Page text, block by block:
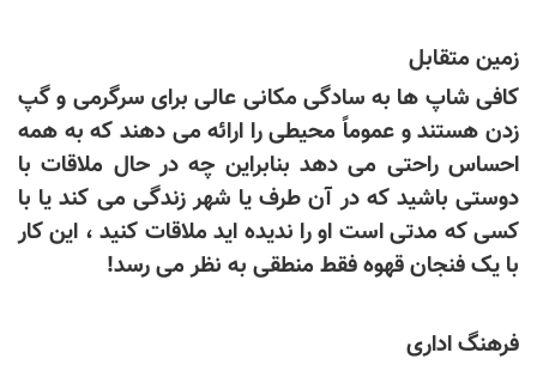
زمین متقابل
کافی شاپ ها به سادگی مکانی عالی برای سرگرمی و گپ
زدن هستند و عموماً محیطی را ارائه می دهند که به همه
احساس راحتی می دهد بنابراین چه در حال ملاقات با
دوستی باشید که در آن طرف یا شهر زندگی می کند یا با
کسی که مدتی است او را ندیده اید ملاقات کنید ، این کار
با یک فنجان قهوه فقط منطقی به نظر می رسد!
فرهنگ اداری